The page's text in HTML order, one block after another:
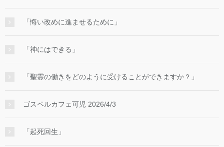
「悔い改めに進ませるために」
「神にはできる」
「聖霊の働きをどのように受けることができますか？」
ゴスペルカフェ可児 2026/4/3
「起死回生」